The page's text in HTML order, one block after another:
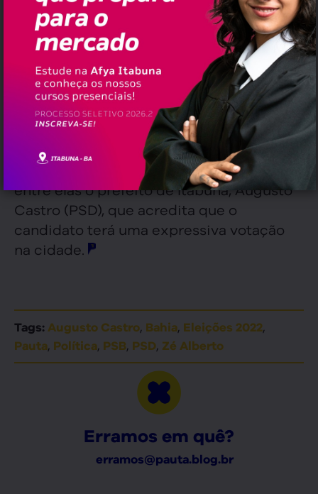
regiões do Estado. Comprometido com o
povo que mais precisa e colaborar de
forma efetiva na Assembleia Legislativa
com o desenvolvimento das cidades que
englobam essas regiões”, disse Zé
Alberto.
A candidatura de Zé Alberto conta com o
apoio de diversas lideranças políticas,
entre elas o prefeito de Itabuna, Augusto
Castro (PSD), que acredita que o
candidato terá uma expressiva votação
na cidade.
Tags: Augusto Castro, Bahia, Eleições 2022,
Pauta, Política, PSB, PSD, Zé Alberto
Erramos em quê?
erramos@pauta.blog.br